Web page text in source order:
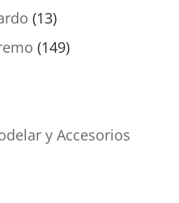
(13)
(149)
y Accesorios